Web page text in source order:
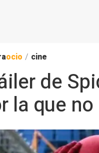
ocio / cine
de
la que